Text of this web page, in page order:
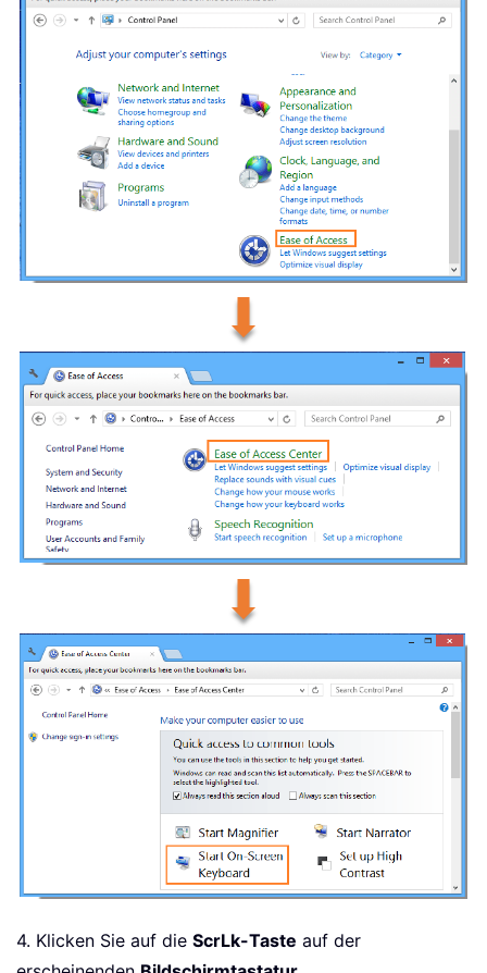
4. Klicken Sie auf die ScrLk-Taste auf der